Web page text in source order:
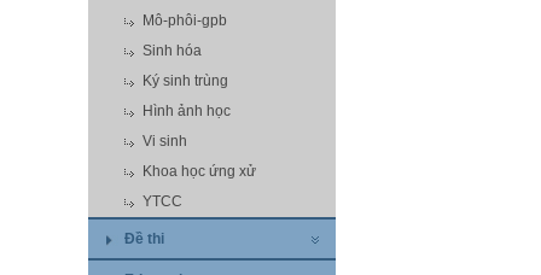
Mô-phôi-gpb
Sinh hóa
Ký sinh trùng
Hình ảnh học
Vi sinh
Khoa học ứng xử
YTCC
Đề thi